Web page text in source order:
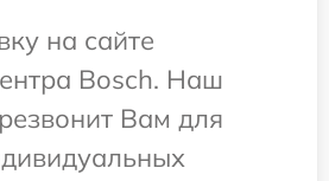
на сайте
Bosch. Наш
Вам для